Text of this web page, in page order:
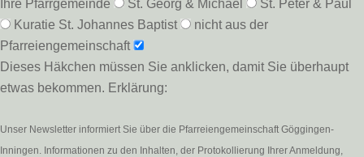
Ihre Pfarrgemeinde St. Georg & Michael
St. Peter & Paul
Kuratie St. Johannes Baptist
nicht aus der
Pfarreiengemeinschaft
Dieses Häkchen müssen Sie anklicken, damit Sie überhaupt
etwas bekommen. Erklärung:
Unser Newsletter informiert Sie über die Pfarreiengemeinschaft Göggingen-
Inningen. Informationen zu den Inhalten, der Protokollierung Ihrer Anmeldung,